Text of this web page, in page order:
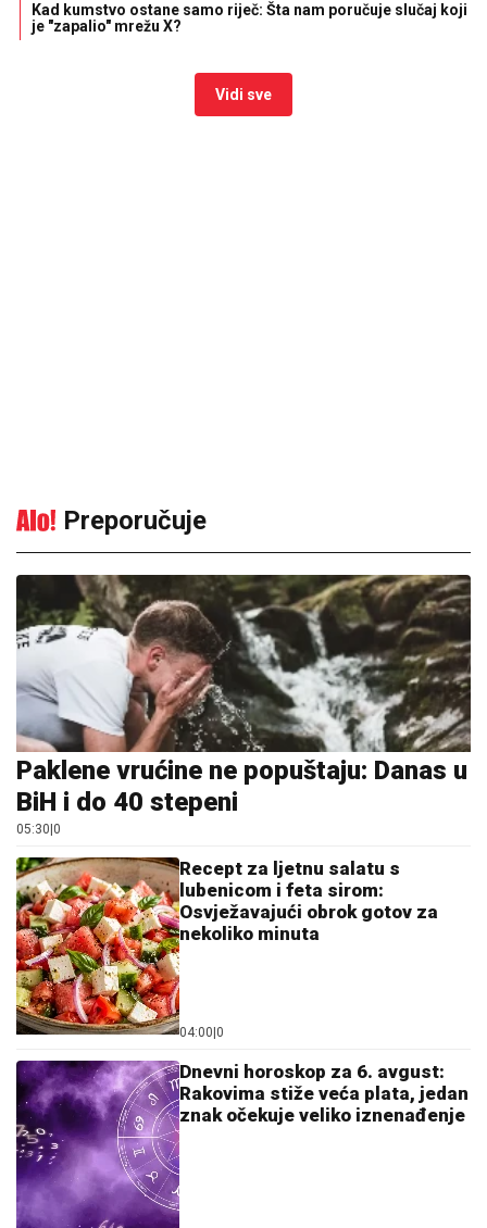
Kad kumstvo ostane samo riječ: Šta nam poručuje slučaj koji
je "zapalio" mrežu X?
Vidi sve
Preporučuje
Paklene vrućine ne popuštaju: Danas u
BiH i do 40 stepeni
05:30 0
Recept za ljetnu salatu s
lubenicom i feta sirom:
Osvježavajući obrok gotov za
nekoliko minuta
04:00 0
Dnevni horoskop za 6. avgust:
Rakovima stiže veća plata, jedan
znak očekuje veliko iznenađenje